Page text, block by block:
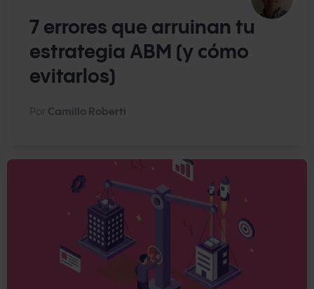
7 errores que arruinan tu
estrategia ABM (y cómo
evitarlos)
Por Camillo Roberti